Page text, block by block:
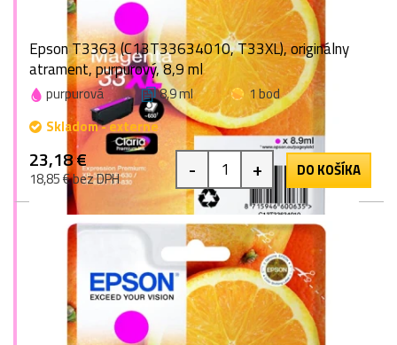
Epson T3363 (C13T33634010, T33XL), originálny
atrament, purpurový, 8,9 ml
purpurová 8,9 ml
1 bod
Skladom - externe
23,18 €
18,85 € bez DPH - + DO KOŠÍKA